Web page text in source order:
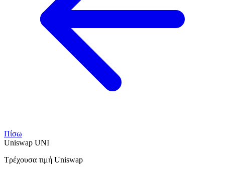
Πίσω
Uniswap UNI
Τρέχουσα τιμή Uniswap